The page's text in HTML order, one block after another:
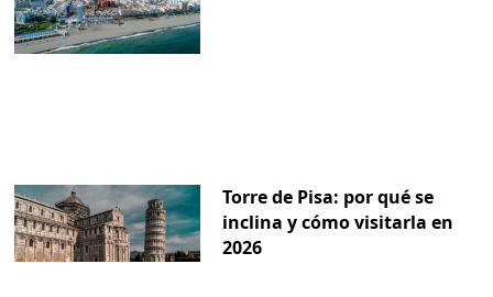
Torre de Pisa: por qué se
inclina y cómo visitarla en
2026